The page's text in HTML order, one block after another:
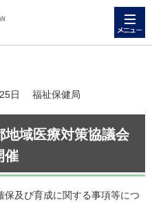
日 福祉保健局
地域医療対策協議会
催
及び育成に関する事項等につ